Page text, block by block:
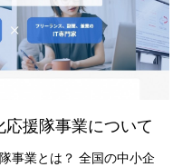
援隊事業について
事業とは？ 全国の中小企